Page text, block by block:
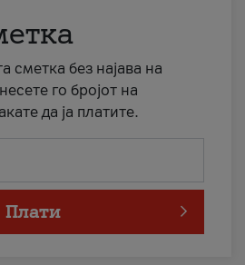
сметка без најава на
го бројот на
да ја платите.
Плати